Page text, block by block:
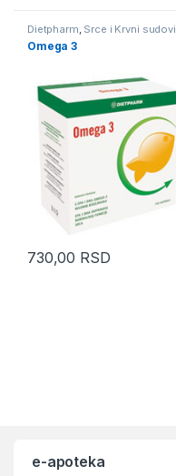
Dietpharm, Srce i Krvni sudovi
Omega 3
730,00 RSD
e-apoteka